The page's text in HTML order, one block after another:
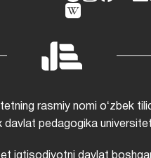
rasmiy nomi oʻzbek
davlat pedagogika
iqtisodiyotni davlat